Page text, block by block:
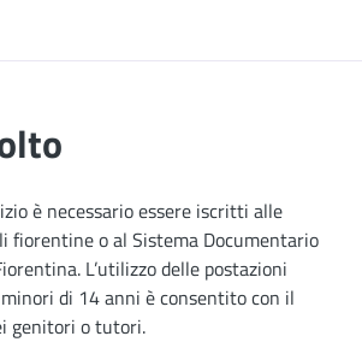
è necessario essere iscritti alle
fiorentine o al Sistema Documentario
L’utilizzo delle postazioni
di 14 anni è consentito con il
genitori o tutori.